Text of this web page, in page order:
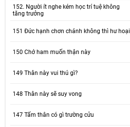
152. Người ít nghe kém học trí tuệ không
tăng trưởng
151 Đức hạnh chơn chánh không thì hư hoại
150 Chớ ham muốn thận này
149 Thân này vui thú gì?
148 Thân này sẽ suy vong
147 Tấm thân có gì trường cửu